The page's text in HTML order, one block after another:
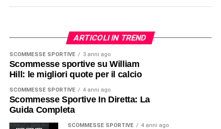
ARTICOLI IN TREND
SCOMMESSE SPORTIVE 3 anni ago
Scommesse sportive su William
Hill: le migliori quote per il calcio
SCOMMESSE SPORTIVE 4 anni ago
Scommesse Sportive In Diretta: La
Guida Completa
SCOMMESSE SPORTIVE 4 anni ago